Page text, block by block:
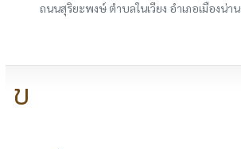
ถนนสุริยะพงษ์ ตำบลในเวียง อำเภอเมืองน่าน
ข